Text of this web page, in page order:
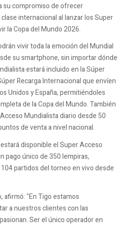
su compromiso de ofrecer
internacional al lanzar los Super
la Copa del Mundo 2026.
vivir toda la emoción del Mundial
su smartphone, sin importar dónde
estará incluido en la Súper
Recarga Internacional que envíen
Unidos y España, permitiéndoles
de la Copa del Mundo. También
Mundialista diario desde 50
de venta a nivel nacional.
disponible el Super Acceso
pago único de 350 lempiras,
partidos del torneo en vivo desde
afirmó: "En Tigo estamos
a nuestros clientes con las
Ser el único operador en